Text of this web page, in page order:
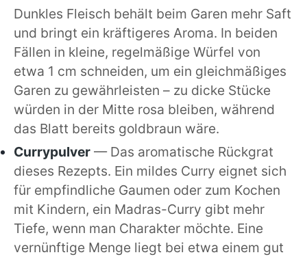
Dunkles Fleisch behält beim Garen mehr Saft
und bringt ein kräftigeres Aroma. In beiden
Fällen in kleine, regelmäßige Würfel von
etwa 1 cm schneiden, um ein gleichmäßiges
Garen zu gewährleisten – zu dicke Stücke
würden in der Mitte rosa bleiben, während
das Blatt bereits goldbraun wäre.
Currypulver — Das aromatische Rückgrat
dieses Rezepts. Ein mildes Curry eignet sich
für empfindliche Gaumen oder zum Kochen
mit Kindern, ein Madras-Curry gibt mehr
Tiefe, wenn man Charakter möchte. Eine
vernünftige Menge liegt bei etwa einem gut